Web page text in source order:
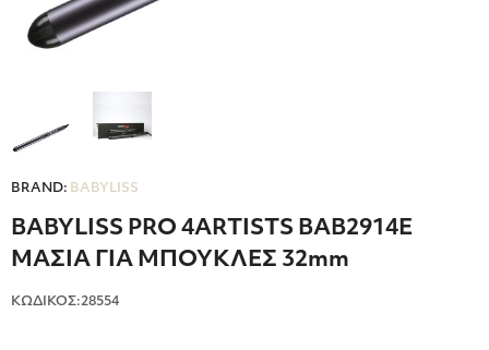
BRAND: BABYLISS
BABYLISS PRO 4ARTISTS BAB2914E
ΜΑΣΙΑ ΓΙΑ ΜΠΟΥΚΛΕΣ 32mm
ΚΩΔΙΚΟΣ:28554